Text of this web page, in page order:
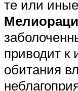
те или
приводит к
обитания